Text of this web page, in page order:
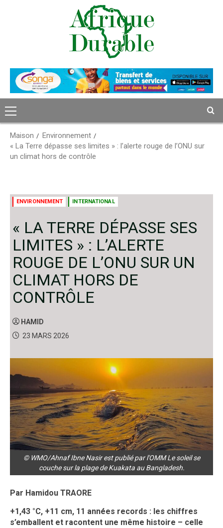
Menu
principal
Maison
Environnement
« La Terre dépasse ses limites » : l’alerte rouge de l’ONU sur
un climat hors de contrôle
ENVIRONNEMENT INTERNATIONAL
« LA TERRE DÉPASSE SES
LIMITES » : L’ALERTE
ROUGE DE L’ONU SUR UN
CLIMAT HORS DE
CONTRÔLE
HAMID
23 MARS 2026
© WMO/Ahnaf Ibne Nasir est publié par l'OMM Le soleil se
couche sur la plage de Kuakata au Bangladesh.
Par Hamidou TRAORE
+1,43 °C, +11 cm, 11 années records : les chiffres
s’emballent et racontent une même histoire – celle